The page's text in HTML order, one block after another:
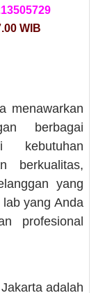
WIB
menawarkan
berbagai
kebutuhan
berkualitas,
yang
yang Anda
profesional
adalah